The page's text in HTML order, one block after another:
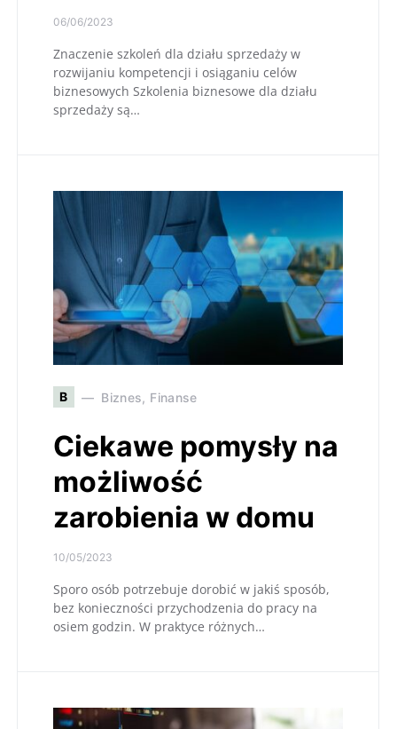
06/06/2023
Znaczenie szkoleń dla działu sprzedaży w
rozwijaniu kompetencji i osiąganiu celów
biznesowych Szkolenia biznesowe dla działu
sprzedaży są…
B Biznes, Finanse
Ciekawe pomysły na
możliwość
zarobienia w domu
10/05/2023
Sporo osób potrzebuje dorobić w jakiś sposób,
bez konieczności przychodzenia do pracy na
osiem godzin. W praktyce różnych…